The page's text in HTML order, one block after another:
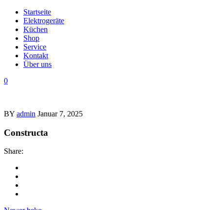
Startseite
Elektrogeräte
Küchen
Shop
Service
Kontakt
Über uns
0
BY admin Januar 7, 2025
Constructa
Share: